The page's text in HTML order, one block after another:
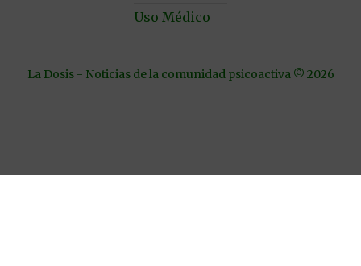
Uso Médico
La Dosis - Noticias de la comunidad psicoactiva © 2026